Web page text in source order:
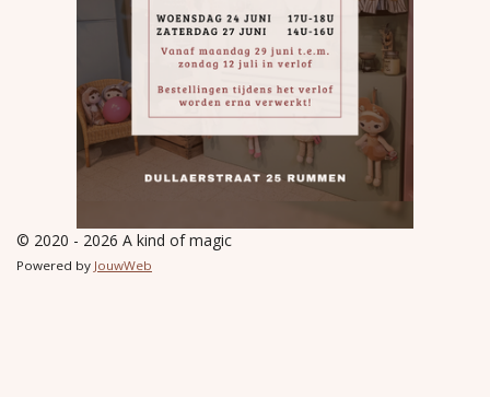
© 2020 - 2026 A kind of magic
Powered by JouwWeb